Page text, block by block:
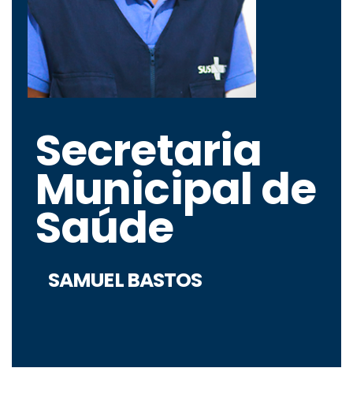
Secretaria
Municipal de
Saúde
SAMUEL BASTOS